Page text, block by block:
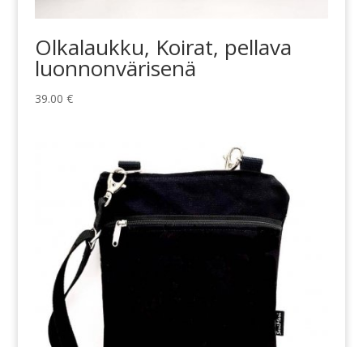
Olkalaukku, Koirat, pellava
luonnonvärisenä
39.00 €